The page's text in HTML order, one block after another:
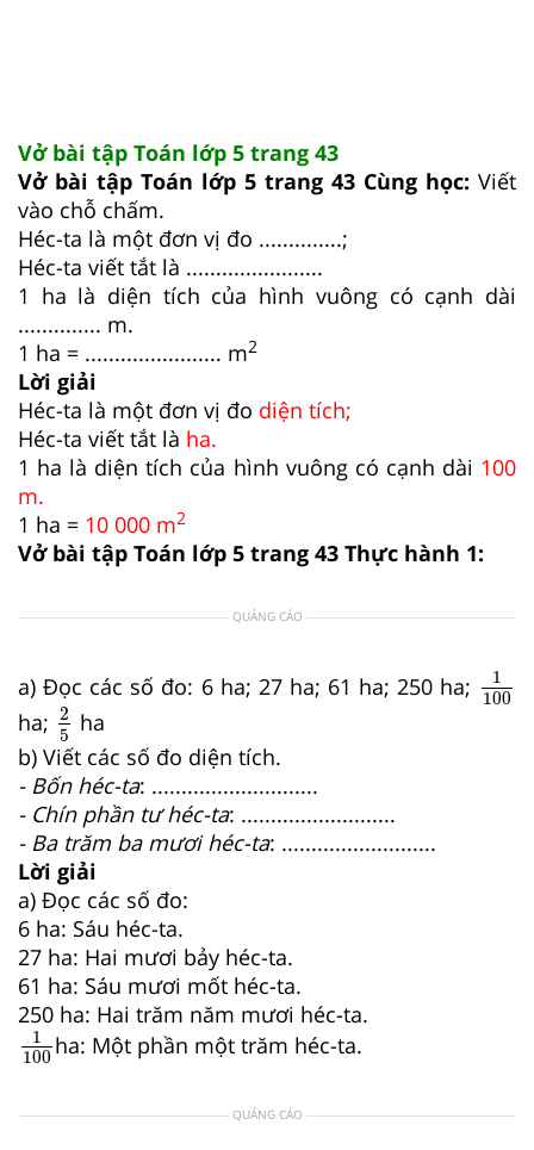
Vở bài tập Toán lớp 5 trang 43
Vở bài tập Toán lớp 5 trang 43 Cùng học: Viết
vào chỗ chấm.
Héc-ta là một đơn vị đo ..............;
Héc-ta viết tắt là .......................
1 ha là diện tích của hình vuông có cạnh dài
.............. m.
1 ha = ....................... m2
Lời giải
Héc-ta là một đơn vị đo diện tích;
Héc-ta viết tắt là ha.
1 ha là diện tích của hình vuông có cạnh dài 100
m.
1 ha = 10 000 m2
Vở bài tập Toán lớp 5 trang 43 Thực hành 1:
QUẢNG CÁO
a) Đọc các số đo: 6 ha; 27 ha; 61 ha; 250 ha;
1
100
1
ha; 2
5
25ha
b) Viết các số đo diện tích.
- Bốn héc-ta: ............................
- Chín phần tư héc-ta: ..........................
- Ba trăm ba mươi héc-ta: ..........................
Lời giải
a) Đọc các số đo:
6 ha: Sáu héc-ta.
27 ha: Hai mươi bảy héc-ta.
61 ha: Sáu mươi mốt héc-ta.
250 ha: Hai trăm năm mươi héc-ta.
1
100
1100ha: Một phần một trăm héc-ta.
QUẢNG CÁO